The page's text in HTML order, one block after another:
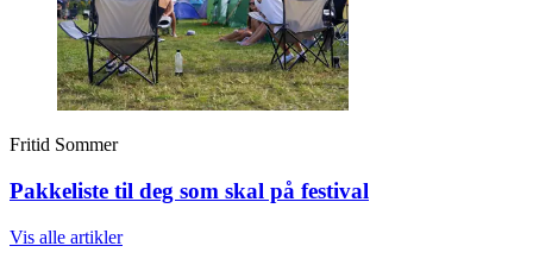
Fritid Sommer
Pakkeliste til deg som skal på festival
Vis alle artikler